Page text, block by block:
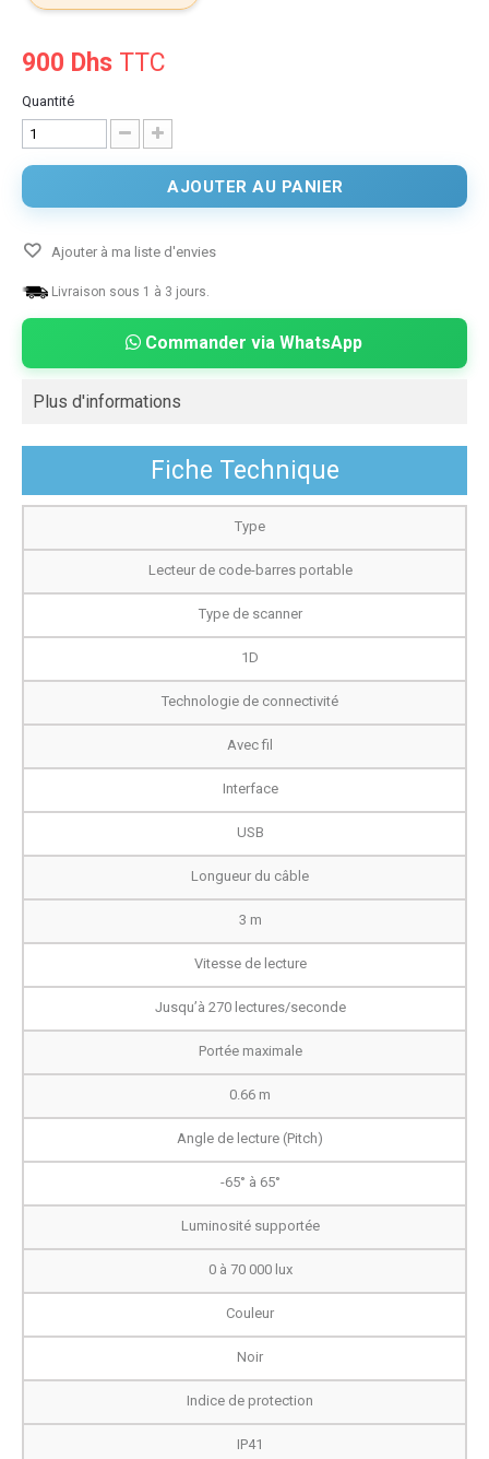
900 Dhs TTC
Quantité
AJOUTER AU PANIER
Ajouter à ma liste d'envies
Livraison sous 1 à 3 jours.
Commander via WhatsApp
Plus d'informations
Fiche Technique
Type
Lecteur de code-barres portable
Type de scanner
1D
Technologie de connectivité
Avec fil
Interface
USB
Longueur du câble
3 m
Vitesse de lecture
Jusqu’à 270 lectures/seconde
Portée maximale
0.66 m
Angle de lecture (Pitch)
-65° à 65°
Luminosité supportée
0 à 70 000 lux
Couleur
Noir
Indice de protection
IP41